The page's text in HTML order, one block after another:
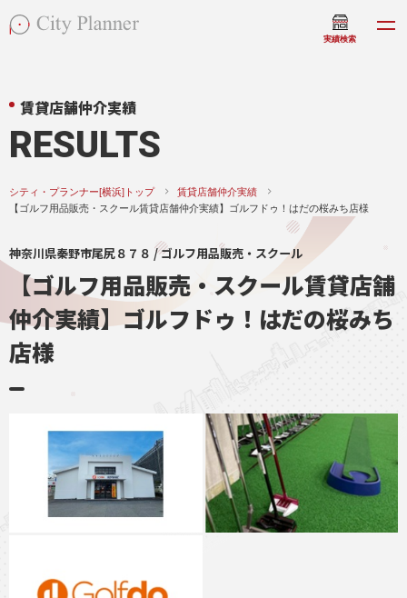
実績検索
賃貸店舗仲介実績
RESULTS
シティ・プランナー[横浜]トップ
賃貸店舗仲介実績
【ゴルフ用品販売・スクール賃貸店舗仲介実績】ゴルフドゥ！はだの桜みち店様
神奈川県秦野市尾尻８７８ / ゴルフ用品販売・スクール
【ゴルフ用品販売・スクール賃貸店舗
仲介実績】ゴルフドゥ！はだの桜みち
店様